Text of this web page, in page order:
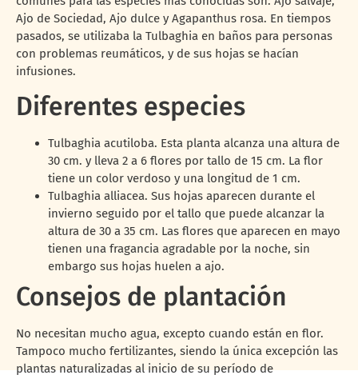
Ajo de Sociedad, Ajo dulce y Agapanthus rosa. En tiempos
pasados, se utilizaba la Tulbaghia en baños para personas
con problemas reumáticos, y de sus hojas se hacían
infusiones.
Diferentes especies
Tulbaghia acutiloba. Esta planta alcanza una altura de
30 cm. y lleva 2 a 6 flores por tallo de 15 cm. La flor
tiene un color verdoso y una longitud de 1 cm.
Tulbaghia alliacea. Sus hojas aparecen durante el
invierno seguido por el tallo que puede alcanzar la
altura de 30 a 35 cm. Las flores que aparecen en mayo
tienen una fragancia agradable por la noche, sin
embargo sus hojas huelen a ajo.
Consejos de plantación
No necesitan mucho agua, excepto cuando están en flor.
Tampoco mucho fertilizantes, siendo la única excepción las
plantas naturalizadas al inicio de su período de